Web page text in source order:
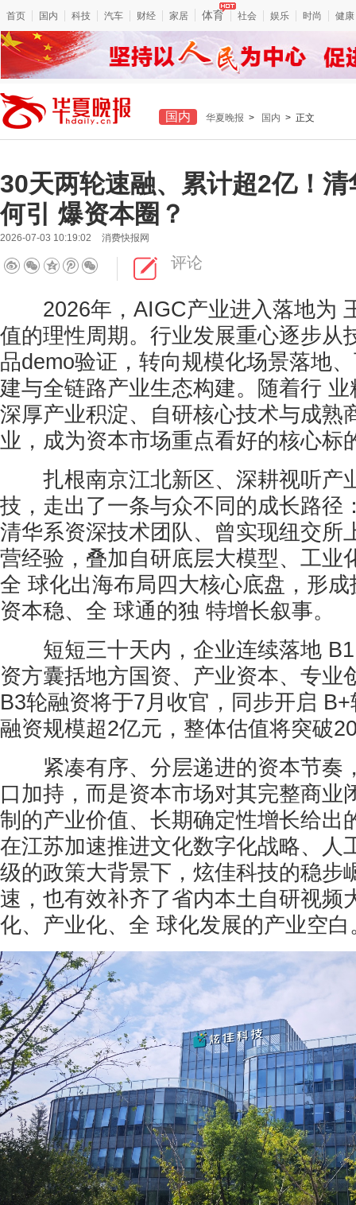
首页 国内 科技 汽车 财经 家居 体育 社会 娱乐 时尚 健康
国内 华夏晚报 > 国内 > 正文
30天两轮速融、累计超2亿！
何引 爆资本圈？
2026-07-03 10:19:02 消费快报网
评论
2026年，AIGC产业进入落地为
值的理性周期。行业发展重心逐步从
品demo验证，转向规模化场景落地
建与全链路产业生态构建。随着行
深厚产业积淀、自研核心技术与成熟
业，成为资本市场重点看好的核心标
扎根南京江北新区、深耕视听产
技，走出了一条与众不同的成长路径
清华系资深技术团队、曾实现纽交所
营经验，叠加自研底层大模型、工业
全 球化出海布局四大核心底盘，形
资本稳、全 球通的独 特增长叙事。
短短三十天内，企业连续落地 B1
资方囊括地方国资、产业资本、专业
B3轮融资将于7月收官，同步开启
融资规模超2亿元，整体估值将突破
紧凑有序、分层递进的资本节奏
口加持，而是资本市场对其完整商业
制的产业价值、长期确定性增长给出
在江苏加速推进文化数字化战略、人
级的政策大背景下，炫佳科技的稳步
速，也有效补齐了省内本土自研视频
化、产业化、全 球化发展的产业空白